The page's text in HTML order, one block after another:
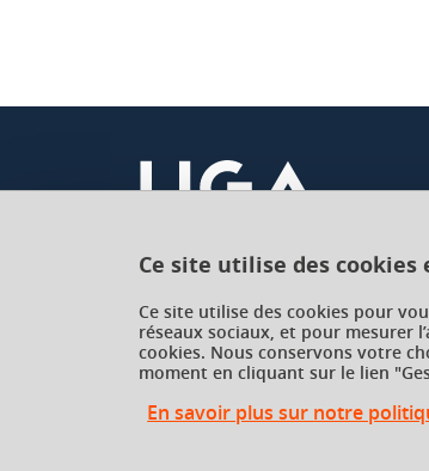
Ce site utilise des
Ce site utilise des cookies pour
réseaux sociaux, et pour mesurer
cookies. Nous conservons votre
moment en cliquant sur le lien
En savoir plus sur notre
Université Grenoble Alpes
621 avenue Centrale
38400 Saint-Martin-d'Hères
France